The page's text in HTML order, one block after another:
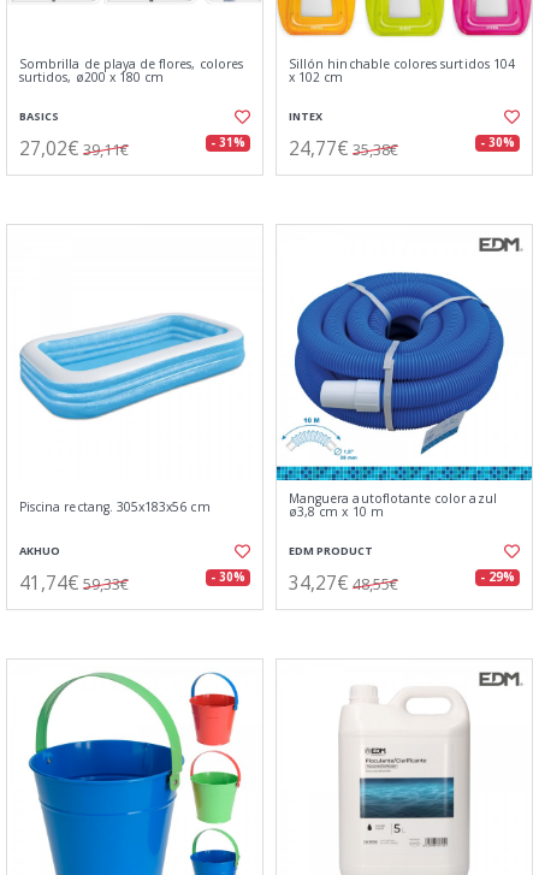
Sombrilla de playa de flores, colores
surtidos, ø200 x 180 cm
BASICS
27,02€ 39,11€ - 31%
Sillón hinchable colores surtidos 104
x 102 cm
INTEX
24,77€ 35,38€ - 30%
Piscina rectang. 305x183x56 cm
AKHUO
41,74€ 59,33€ - 30%
Manguera autoflotante color azul
ø3,8 cm x 10 m
EDM PRODUCT
34,27€ 48,55€ - 29%